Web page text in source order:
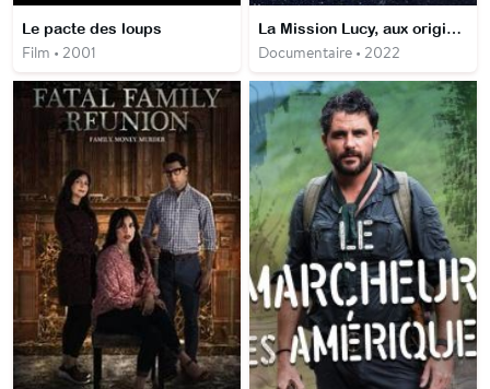
Le pacte des loups
Film • 2001
La Mission Lucy, aux origines du système solaire
Documentaire • 2022